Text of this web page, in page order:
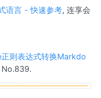
语言 - 快速参考, 连享会
则表达式转换Markdo
No.839.